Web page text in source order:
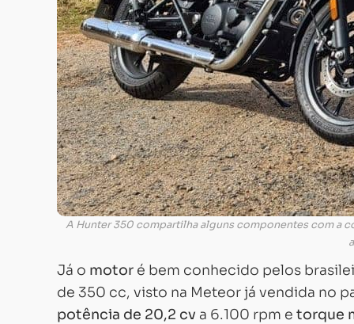
A Hunter 350 compartilha alguns componentes com a
Já o motor é bem conhecido pelos
de 350 cc, visto na Meteor já vendida no
potência de 20,2 cv a 6.100 rpm e torque